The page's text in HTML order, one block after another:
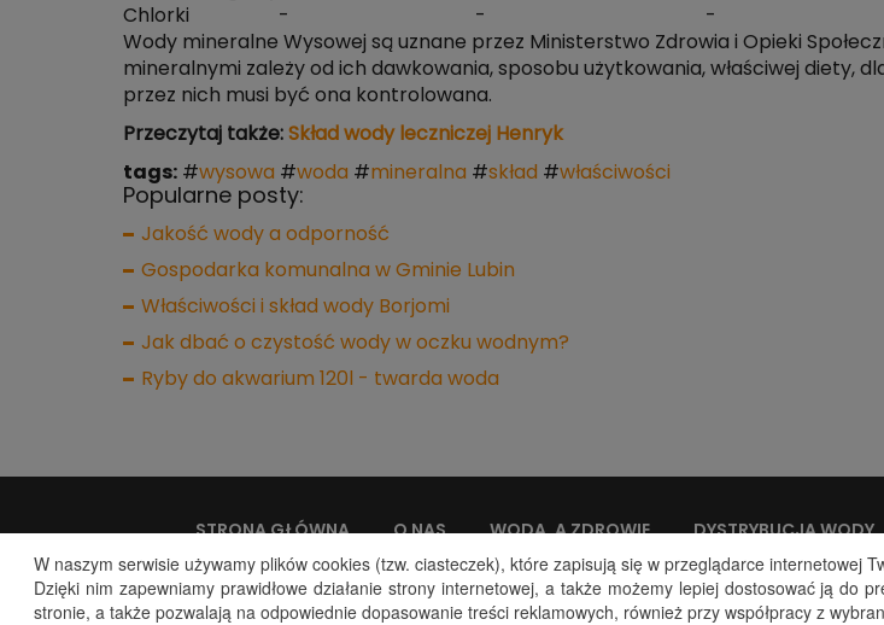
Chlorki
- - -
Wody mineralne Wysowej są uznane przez Ministerstwo Zdrowia i Opieki
mineralnymi zależy od ich dawkowania, sposobu użytkowania, właściwej diety,
przez nich musi być ona kontrolowana.
Przeczytaj także: Skład wody leczniczej Henryk
tags: #wysowa #woda #mineralna #skład #właściwości
Popularne posty:
Jakość wody a odporność
Gospodarka komunalna w Gminie Lubin
Właściwości i skład wody Borjomi
Jak dbać o czystość wody w oczku wodnym?
Ryby do akwarium 120l - twarda woda
STRONA GŁÓWNA O NAS WODA, A ZDROWIE DYSTRYBUCJA WODY
Adres: Dane
W naszym serwisie używamy plików cookies (tzw. ciasteczek), które zapisują się w przeglądarce internetowej
Dzięki nim zapewniamy prawidłowe działanie strony internetowej, a także możemy lepiej dostosować ją do
stronie, a także pozwalają na odpowiednie dopasowanie treści reklamowych, również przy współpracy z